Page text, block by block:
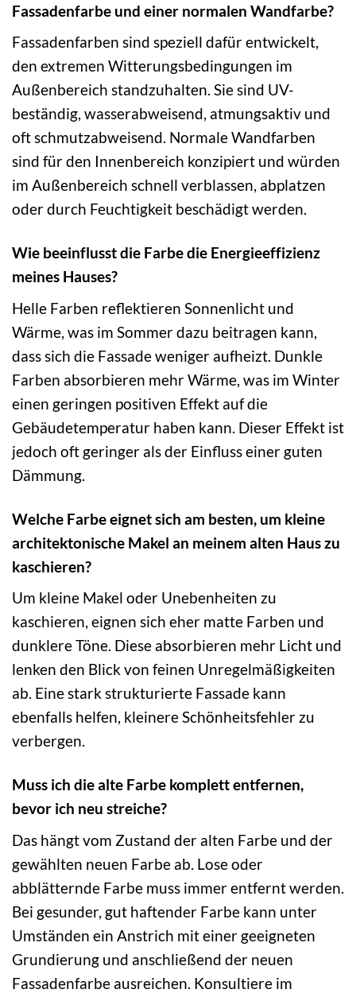
Fassadenfarbe und einer normalen Wandfarbe?
Fassadenfarben sind speziell dafür entwickelt,
den extremen Witterungsbedingungen im
Außenbereich standzuhalten. Sie sind UV-
beständig, wasserabweisend, atmungsaktiv und
oft schmutzabweisend. Normale Wandfarben
sind für den Innenbereich konzipiert und würden
im Außenbereich schnell verblassen, abplatzen
oder durch Feuchtigkeit beschädigt werden.
Wie beeinflusst die Farbe die Energieeffizienz
meines Hauses?
Helle Farben reflektieren Sonnenlicht und
Wärme, was im Sommer dazu beitragen kann,
dass sich die Fassade weniger aufheizt. Dunkle
Farben absorbieren mehr Wärme, was im Winter
einen geringen positiven Effekt auf die
Gebäudetemperatur haben kann. Dieser Effekt ist
jedoch oft geringer als der Einfluss einer guten
Dämmung.
Welche Farbe eignet sich am besten, um kleine
architektonische Makel an meinem alten Haus zu
kaschieren?
Um kleine Makel oder Unebenheiten zu
kaschieren, eignen sich eher matte Farben und
dunklere Töne. Diese absorbieren mehr Licht und
lenken den Blick von feinen Unregelmäßigkeiten
ab. Eine stark strukturierte Fassade kann
ebenfalls helfen, kleinere Schönheitsfehler zu
verbergen.
Muss ich die alte Farbe komplett entfernen,
bevor ich neu streiche?
Das hängt vom Zustand der alten Farbe und der
gewählten neuen Farbe ab. Lose oder
abblätternde Farbe muss immer entfernt werden.
Bei gesunder, gut haftender Farbe kann unter
Umständen ein Anstrich mit einer geeigneten
Grundierung und anschließend der neuen
Fassadenfarbe ausreichen. Konsultiere im